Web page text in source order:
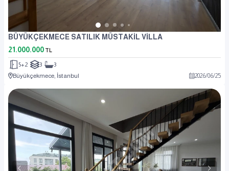
BÜYÜKÇEKMECE SATILIK MÜSTAKİL VİLLA
21.000.000 TL
5+2 3
3
Büyükçekmece, İstanbul
2026/06/25